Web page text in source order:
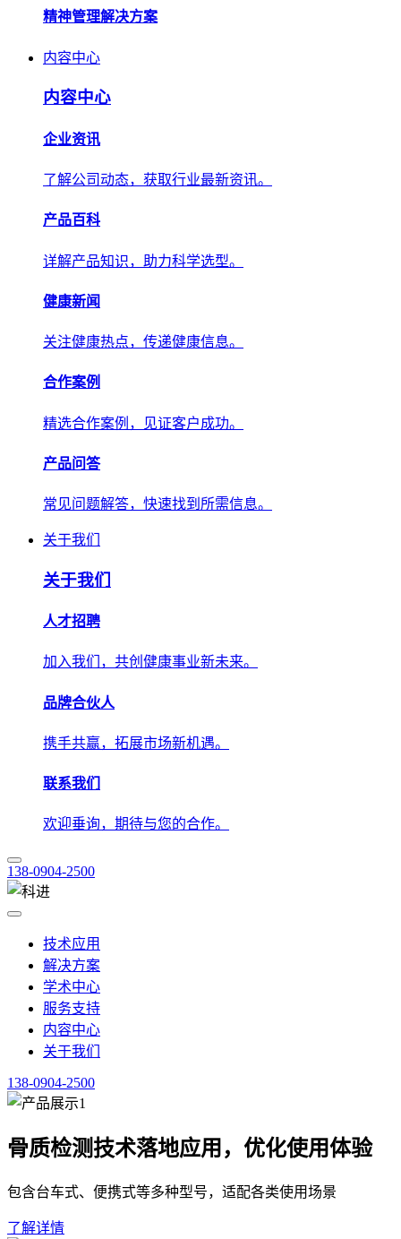
精神管理解决方案
内容中心
内容中心
企业资讯
了解公司动态，获取行业最新资讯。
产品百科
详解产品知识，助力科学选型。
健康新闻
关注健康热点，传递健康信息。
合作案例
精选合作案例，见证客户成功。
产品问答
常见问题解答，快速找到所需信息。
关于我们
关于我们
人才招聘
加入我们，共创健康事业新未来。
品牌合伙人
携手共赢，拓展市场新机遇。
联系我们
欢迎垂询，期待与您的合作。
138-0904-2500
技术应用
解决方案
学术中心
服务支持
内容中心
关于我们
138-0904-2500
骨质检测技术落地应用，优化使用体验
包含台车式、便携式等多种型号，适配各类使用场景
了解详情